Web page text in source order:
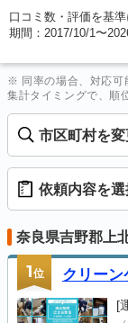
口コミ数・評価を基
期間：2017/10/1〜
※ 同率の場合、対応可
集計タイミングで、順
市区町村を変
依頼内容を選
奈良県吉野郡上
1位 クリーン
[